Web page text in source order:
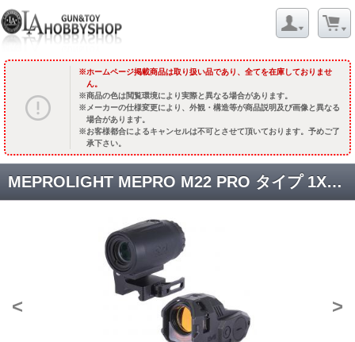
ホームページ掲載商品は取り扱い品であり、全てを在庫しておりませ
ん。
商品の色は閲覧環境により実際と異なる場合があります。
メーカーの仕様変更により、外観・構造等が商品説明及び画像と異なる
場合があります。
お客様都合によるキャンセルは不可とさせて頂いております。予めご了
承下さい。
MEPROLIGHT MEPRO M22 PRO タイプ 1X28 集光ドットサイト ファイバーレッド & MEPRO MMX3 タイプ マグニファイア セット [AO-SC020] [取寄]
< >